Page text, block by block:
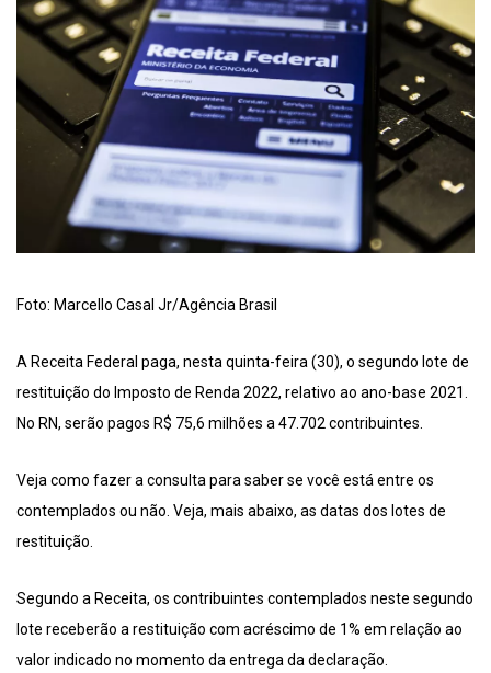
Foto: Marcello Casal Jr/Agência Brasil
A Receita Federal paga, nesta quinta-feira (30), o segundo lote de
restituição do Imposto de Renda 2022, relativo ao ano-base 2021.
No RN, serão pagos R$ 75,6 milhões a 47.702 contribuintes.
Veja como fazer a consulta para saber se você está entre os
contemplados ou não. Veja, mais abaixo, as datas dos lotes de
restituição.
Segundo a Receita, os contribuintes contemplados neste segundo
lote receberão a restituição com acréscimo de 1% em relação ao
valor indicado no momento da entrega da declaração.